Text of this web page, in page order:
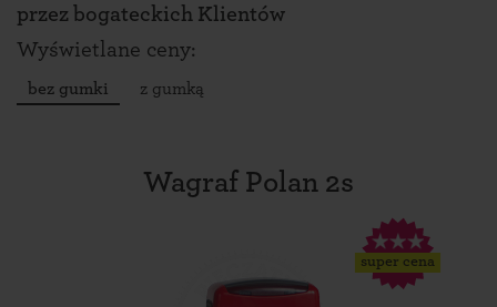
przez bogateckich Klientów
Wyświetlane ceny:
bez gumki z gumką
Wagraf Polan 2s
super cena